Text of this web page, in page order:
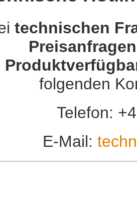
technischen
Preisanfragen
folgenden
Telefon:
E-Mail: